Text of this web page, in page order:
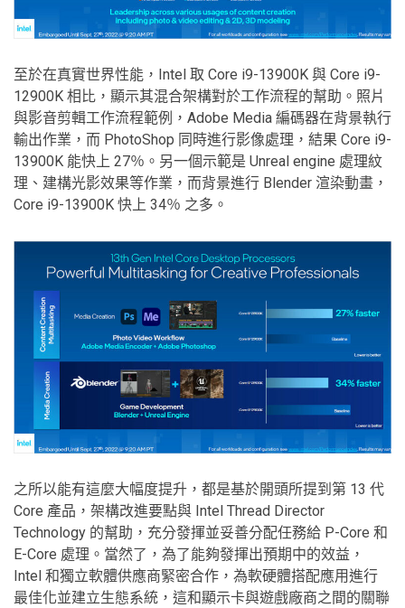
至於在真實世界性能，Intel 取 Core i9-13900K 與 Core i9-
12900K 相比，顯示其混合架構對於工作流程的幫助。照片
與影音剪輯工作流程範例，Adobe Media 編碼器在背景執行
輸出作業，而 PhotoShop 同時進行影像處理，結果 Core i9-
13900K 能快上 27％。另一個示範是 Unreal engine 處理紋
理、建構光影效果等作業，而背景進行 Blender 渲染動畫，
Core i9-13900K 快上 34％ 之多。
之所以能有這麼大幅度提升，都是基於開頭所提到第 13 代
Core 產品，架構改進要點與 Intel Thread Director
Technology 的幫助，充分發揮並妥善分配任務給 P-Core 和
E-Core 處理。當然了，為了能夠發揮出預期中的效益，
Intel 和獨立軟體供應商緊密合作，為軟硬體搭配應用進行
最佳化並建立生態系統，這和顯示卡與遊戲廠商之間的關聯